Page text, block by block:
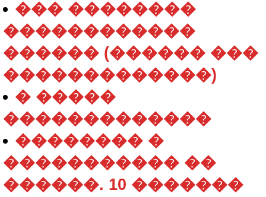
��� ��������
������������
������ (������ ���
�������������)
� �����
�������������
�������� �
����������� ��
������. 10 �������